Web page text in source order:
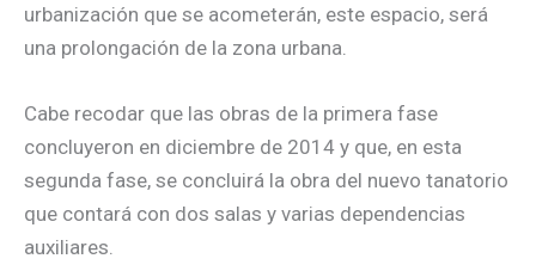
urbanización que se acometerán, este espacio, será
una prolongación de la zona urbana.
Cabe recodar que las obras de la primera fase
concluyeron en diciembre de 2014 y que, en esta
segunda fase, se concluirá la obra del nuevo tanatorio
que contará con dos salas y varias dependencias
auxiliares.